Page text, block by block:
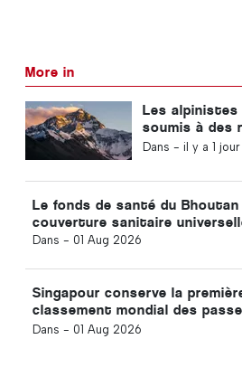
More in
Les alpinistes
soumis à des
strictes en
Dans - il y a 1 jour
Le fonds de santé du
couverture sanitaire
Dans - 01 Aug 2026
Singapour conserve la
classement mondial des
puissants
Dans - 01 Aug 2026